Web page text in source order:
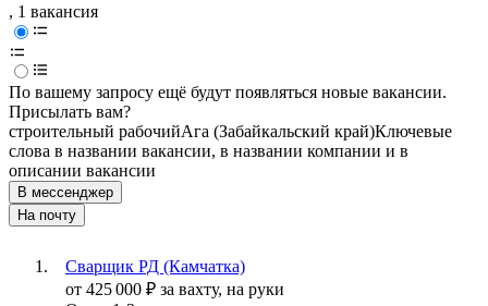
, 1 вакансия
По вашему запросу ещё будут появляться новые вакансии.
Присылать вам?
строительный рабочийАга (Забайкальский край)Ключевые
слова в названии вакансии, в названии компании и в
описании вакансии
В мессенджер
На почту
Сварщик РД (Камчатка)
от 425 000 ₽ за вахту, на руки